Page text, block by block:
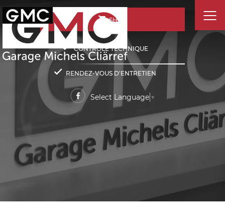
SHOP
CONTRÔLE TECHNIQUE
RENDEZ-VOUS D'ENTRETIEN
Select Language ▼